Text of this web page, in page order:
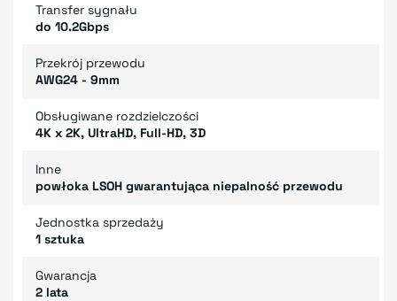
Transfer sygnału
do 10.2Gbps
Przekrój przewodu
AWG24 - 9mm
Obsługiwane rozdzielczości
4K x 2K, UltraHD, Full-HD, 3D
Inne
powłoka LSOH gwarantująca niepalność przewodu
Jednostka sprzedaży
1 sztuka
Gwarancja
2 lata